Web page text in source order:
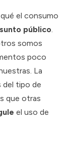
el consumo
público.
somos
poco
La
del tipo de
que otras
el uso de